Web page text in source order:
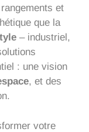
et
que la
– industriel,
: une vision
, et des
votre